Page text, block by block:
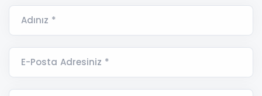
Adınız *
E-Posta Adresiniz *